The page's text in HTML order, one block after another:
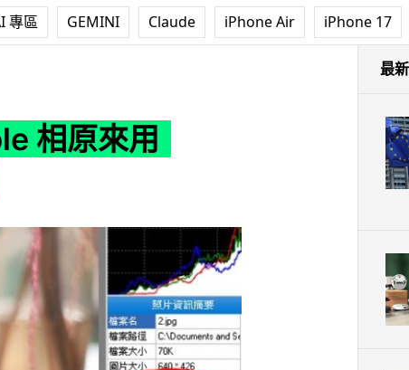
專區 GEMINI Claude iPhone Air iPhone 17
相原來用
最